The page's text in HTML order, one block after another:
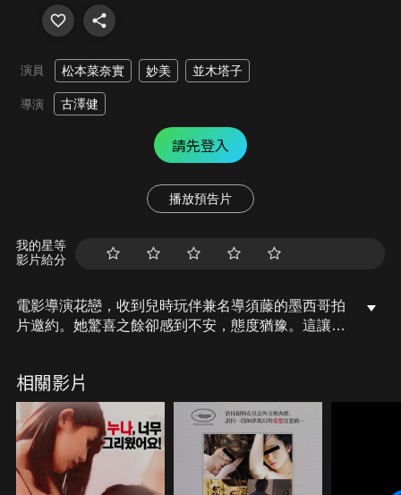
演員 松本菜奈實 妙美 並木塔子
導演 古澤健
請先登入
播放預告片
我的星等
影片給分
電影導演花戀，收到兒時玩伴兼名導須藤的墨西哥拍
片邀約。她驚喜之餘卻感到不安，態度猶豫。這讓曾
相關影片